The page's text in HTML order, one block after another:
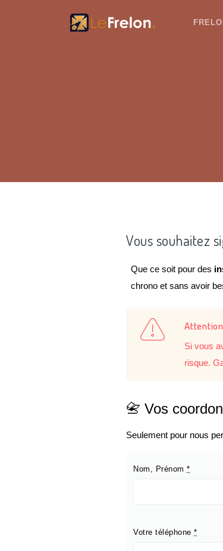
Vous souhaitez
Que ce soit pour des
chrono et sans avoir
Attention
Si vous
risque.
📇 Vos
Seulement pour nous
Nom, Prénom *
Votre téléphone *